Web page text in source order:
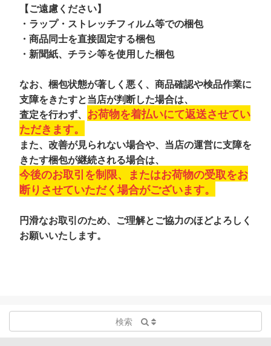
【ご遠慮ください】
・ ラップ・ストレッチフィルム等での梱包
・商品同士を直接固定する梱包
・新聞紙、チラシ等を使用した梱包
なお、梱包状態が著しく悪く、商品確認や検品作業に
支障をきたすと当店が判断した場合は、
査定を行わず、 お荷物を着払いにて返送させてい
ただきます。
また、改善が見られない場合や、当店の運営に支障を
きたす梱包が継続される場合は、
今後のお取引を制限、またはお荷物の受取をお
断りさせていただく場合がございます。
円滑なお取引のため、ご理解とご協力のほどよろしく
お願いいたします。
検索